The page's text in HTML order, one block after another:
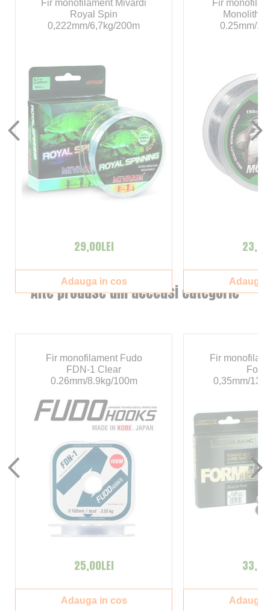
Alte produse din aceeasi categorie
Fir monofilament Fudo
FDN-1 Clear
0.26mm/8.9kg/100m
25,00LEI
Adauga in cos
Fir
0,35mm/
Adauga
Fir monofilament Mivardi
Royal Spin
0,222mm/6,7kg/200m
29,00LEI
Adauga in cos
Fir
Monolith
0.25mm/
Adauga